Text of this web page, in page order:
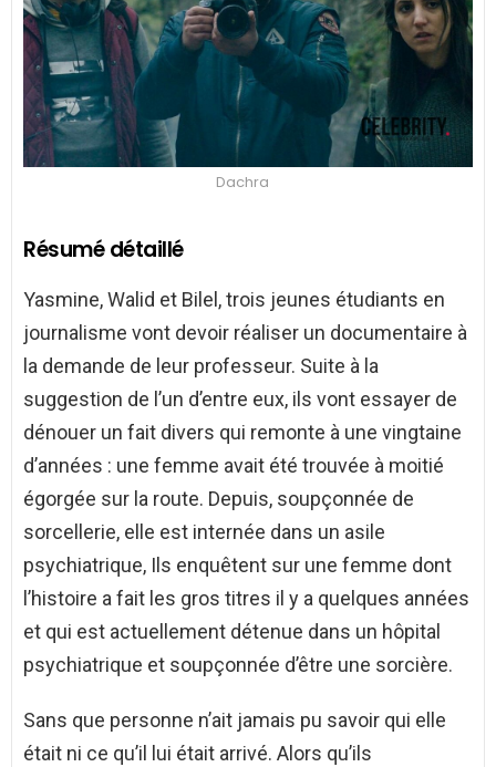
Dachra
Résumé détaillé
Yasmine, Walid et Bilel, trois jeunes étudiants en
journalisme vont devoir réaliser un documentaire à
la demande de leur professeur. Suite à la
suggestion de l’un d’entre eux, ils vont essayer de
dénouer un fait divers qui remonte à une vingtaine
d’années : une femme avait été trouvée à moitié
égorgée sur la route. Depuis, soupçonnée de
sorcellerie, elle est internée dans un asile
psychiatrique, Ils enquêtent sur une femme dont
l’histoire a fait les gros titres il y a quelques années
et qui est actuellement détenue dans un hôpital
psychiatrique et soupçonnée d’être une sorcière.
Sans que personne n’ait jamais pu savoir qui elle
était ni ce qu’il lui était arrivé. Alors qu’ils